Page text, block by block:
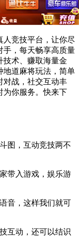
人竞技平台，让你尽
手，每天畅享高质量
技术、赚取海量金
地道麻将玩法，简单
对战，社交互动丰
为你服务。快来下
图，互动竞技两不
带入游戏，娱乐游
音，这样我们就可
互动，还可以结识